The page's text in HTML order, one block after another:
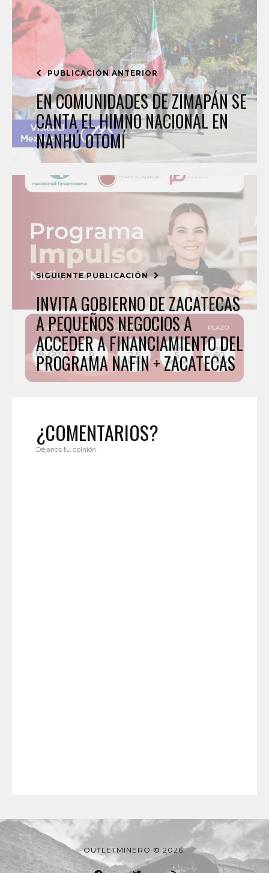
PUBLICACIÓN ANTERIOR
EN COMUNIDADES DE ZIMAPÁN SE
CANTA EL HIMNO NACIONAL EN
NANHÚ OTOMÍ
SIGUIENTE PUBLICACIÓN
INVITA GOBIERNO DE ZACATECAS
A PEQUEÑOS NEGOCIOS A
ACCEDER A FINANCIAMIENTO DEL
PROGRAMA NAFIN + ZACATECAS
¿COMENTARIOS?
Déjanos tu opinión.
OUTLETMINERO © 2026.